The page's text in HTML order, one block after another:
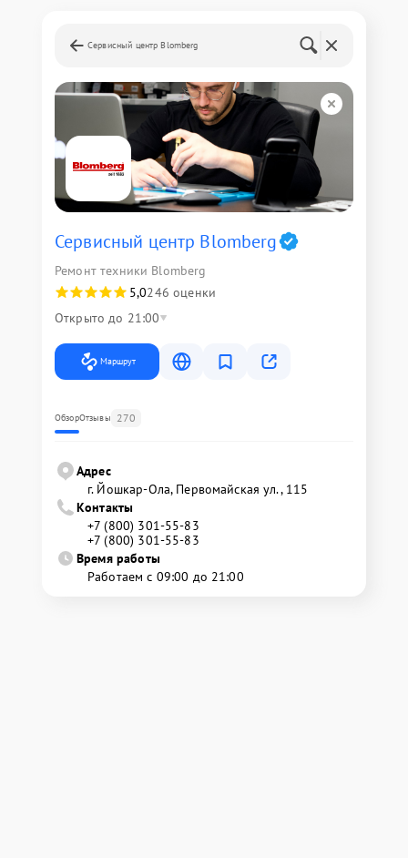
Сервисный центр Blomberg
Сервисный центр Blomberg
Ремонт техники Blomberg
5,0246 оценки
Открыто до 21:00
Маршрут
ОбзорОтзывы 270
Адрес
г. Йошкар-Ола, Первомайская ул., 115
Контакты
+7 (800) 301-55-83
+7 (800) 301-55-83
Время работы
Работаем с 09:00 до 21:00